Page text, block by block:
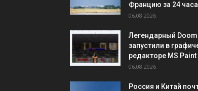
Францию за 24 часа
06.08.2026
Легендарный Doom
запустили в
редакторе MS Paint
06.08.2026
Россия и Китай